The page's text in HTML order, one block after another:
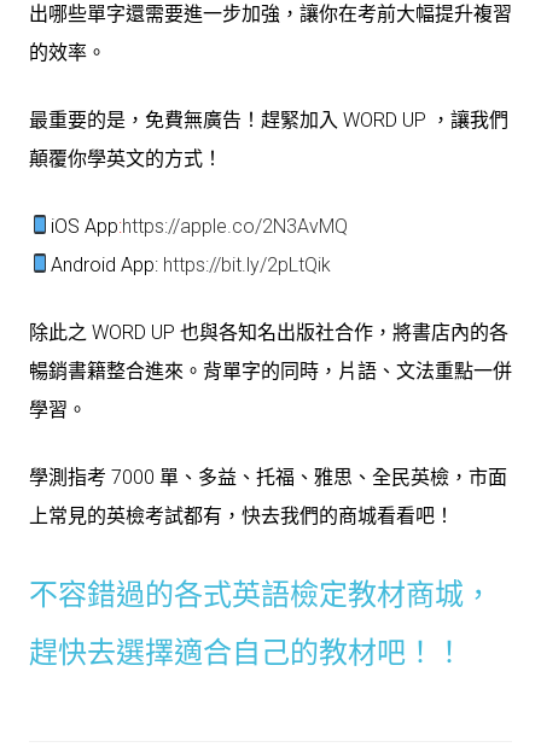
出哪些單字還需要進一步加強，讓你在考前大幅提升複習
的效率。
最重要的是，免費無廣告！趕緊加入 WORD UP ，讓我們
顛覆你學英文的方式！
iOS App:https://apple.co/2N3AvMQ
Android App: https://bit.ly/2pLtQik
除此之 WORD UP 也與各知名出版社合作，將書店內的各
暢銷書籍整合進來。背單字的同時，片語、文法重點一併
學習。
學測指考 7000 單、多益、托福、雅思、全民英檢，市面
上常見的英檢考試都有，快去我們的商城看看吧！
不容錯過的各式英語檢定教材商城，
趕快去選擇適合自己的教材吧！！